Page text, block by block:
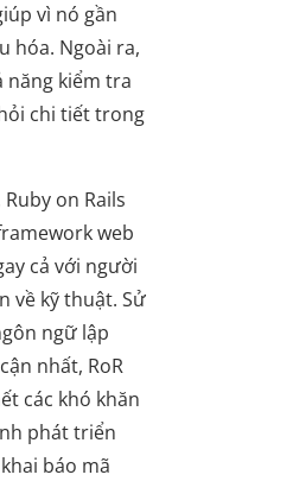
vì nó gần
hóa. Ngoài ra,
năng kiểm tra
chi tiết trong
on Rails
web
cả với người
về kỹ thuật. Sử
ngữ lập
nhất, RoR
các khó khăn
phát triển
báo mã